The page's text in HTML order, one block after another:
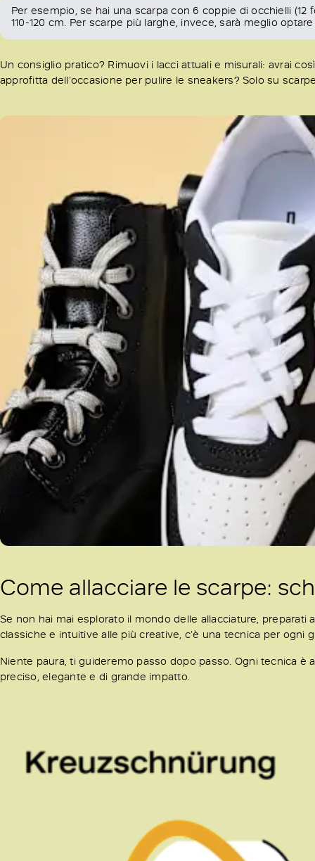
Per esempio, se hai una scarpa con 6 coppie di occhielli
110-120 cm. Per scarpe più larghe, invece, sarà meglio
Un consiglio pratico? Rimuovi i lacci attuali e misurali: avrai
approfitta dell’occasione per pulire le sneakers? Solo su
Come allacciare le scarpe:
Se non hai mai esplorato il mondo delle allacciature,
classiche e intuitive alle più creative, c’è una tecnica per ogni
Niente paura, ti guideremo passo dopo passo. Ogni tecnica
preciso, elegante e di grande impatto.